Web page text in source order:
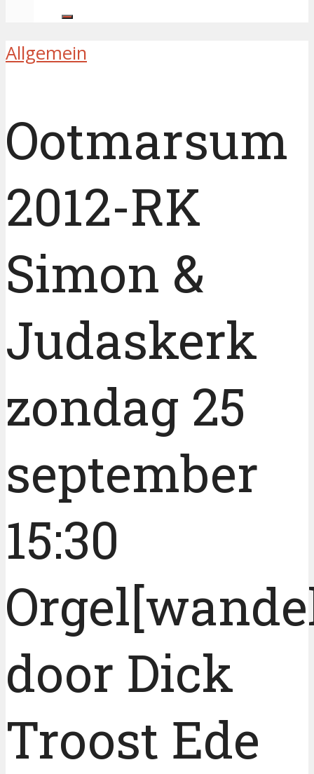
Allgemein
Ootmarsum
2012-RK
Simon &
Judaskerk
zondag 25
september
15:30
door Dick
Troost Ede